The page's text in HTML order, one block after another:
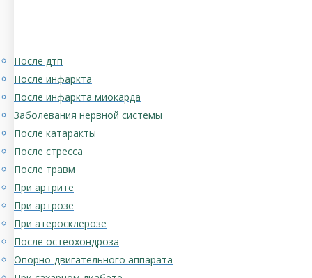
После дтп
После инфаркта
После инфаркта миокарда
Заболевания нервной системы
После катаракты
После стресса
После травм
При артрите
При артрозе
При атеросклерозе
После остеохондроза
Опорно-двигательного аппарата